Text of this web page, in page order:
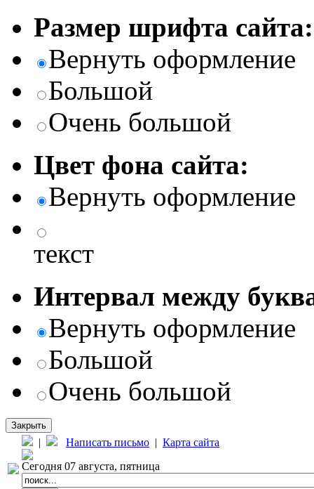
Размер шрифта сайта:
Вернуть оформление
Большой
Очень большой
Цвет фона сайта:
Вернуть оформление
текст
Интервал между
Вернуть оформление
Большой
Очень большой
Закрыть
| Написать письмо | Карта сайта
Сегодня 07 августа, пятница